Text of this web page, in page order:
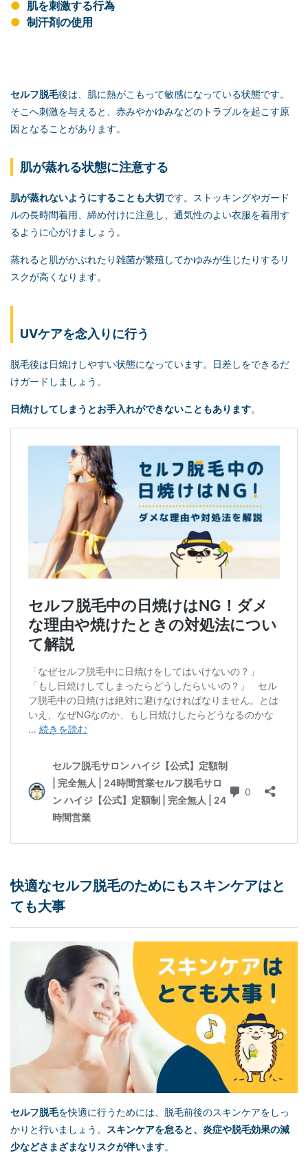
肌を刺激する行為
制汗剤の使用
セルフ脱毛後は、肌に熱がこもって敏感になっている状態です。
そこへ刺激を与えると、赤みやかゆみなどのトラブルを起こす原
因となることがあります。
肌が蒸れる状態に注意する
肌が蒸れないようにすることも大切です。ストッキングやガード
ルの長時間着用、締め付けに注意し、通気性のよい衣服を着用す
るように心がけましょう。
蒸れると肌がかぶれたり雑菌が繁殖してかゆみが生じたりするリ
スクが高くなります。
UVケアを念入りに行う
脱毛後は日焼けしやすい状態になっています。日差しをできるだ
けガードしましょう。
日焼けしてしまうとお手入れができないこともあります。
快適なセルフ脱毛のためにもスキンケアはと
ても大事
セルフ脱毛を快適に行うためには、脱毛前後のスキンケアをしっ
かりと行いましょう。
スキンケアを怠ると、炎症や脱毛効果の減
少などさまざまなリスクが伴います。